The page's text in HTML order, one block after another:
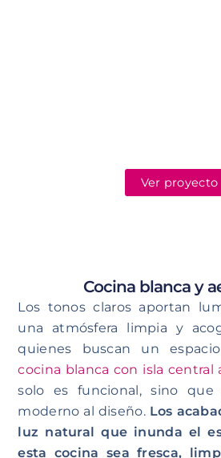
Ver proyecto
Cocina blanca y
Los tonos claros aportan
una atmósfera limpia y
quienes buscan un
cocina blanca con isla central
solo es funcional, sino
moderno al diseño. Los
luz natural que inunda el
esta cocina sea fresca,